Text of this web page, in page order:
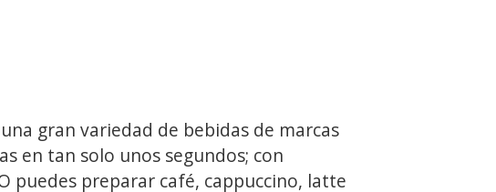
gran variedad de bebidas de marcas
en tan solo unos segundos; con
puedes preparar café, cappuccino, latte